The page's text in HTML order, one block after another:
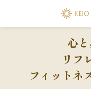
心
リフ
フィットネ